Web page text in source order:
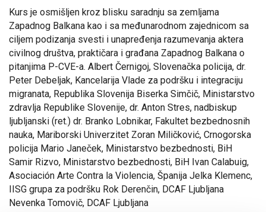
Kurs je osmišljen kroz blisku saradnju sa zemljama
Zapadnog Balkana kao i sa međunarodnom zajednicom sa
ciljem podizanja svesti i unapređenja razumevanja aktera
civilnog društva, praktičara i građana Zapadnog Balkana o
pitanjima P-CVE-a. Albert Černigoj, Slovenačka policija, dr.
Peter Debeljak, Kancelarija Vlade za podršku i integraciju
migranata, Republika Slovenija Biserka Simčič, Ministarstvo
zdravlja Republike Slovenije, dr. Anton Stres, nadbiskup
ljubljanski (ret.) dr. Branko Lobnikar, Fakultet bezbednosnih
nauka, Mariborski Univerzitet Zoran Miličković, Crnogorska
policija Mario Janeček, Ministarstvo bezbednosti, BiH
Samir Rizvo, Ministarstvo bezbednosti, BiH Ivan Calabuig,
Asociación Arte Contra la Violencia, Španija Jelka Klemenc,
IISG grupa za podršku Rok Derenčin, DCAF Ljubljana
Nevenka Tomovič, DCAF Ljubljana